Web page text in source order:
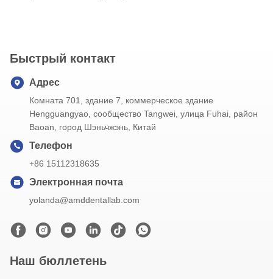
Быстрый контакт
Адрес
Комната 701, здание 7, коммерческое здание
Hengguangyao, сообщество Tangwei, улица Fuhai, район
Baoan, город Шэньчжэнь, Китай
Телефон
+86 15112318635
Электронная почта
yolanda@amddentallab.com
Наш бюллетень